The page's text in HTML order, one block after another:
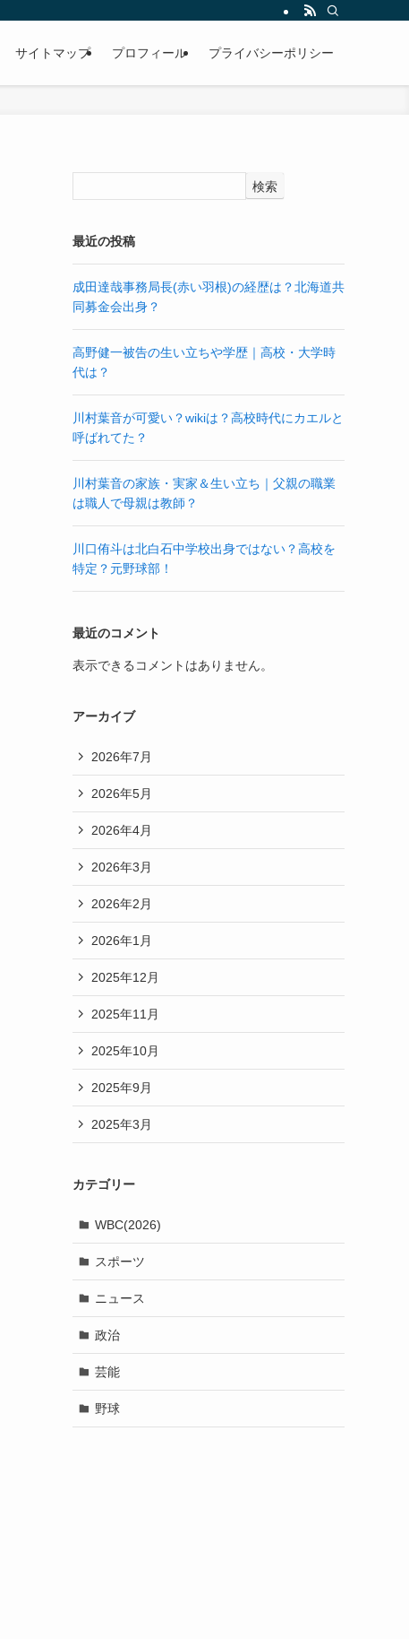
サイトマップ プロフィール プライバシーポリシー
検索
最近の投稿
成田達哉事務局長(赤い羽根)の経歴は？北海道共
同募金会出身？
高野健一被告の生い立ちや学歴｜高校・大学時
代は？
川村葉音が可愛い？wikiは？高校時代にカエルと
呼ばれてた？
川村葉音の家族・実家＆生い立ち｜父親の職業
は職人で母親は教師？
川口侑斗は北白石中学校出身ではない？高校を
特定？元野球部！
最近のコメント
表示できるコメントはありません。
アーカイブ
2026年7月
2026年5月
2026年4月
2026年3月
2026年2月
2026年1月
2025年12月
2025年11月
2025年10月
2025年9月
2025年3月
カテゴリー
WBC(2026)
スポーツ
ニュース
政治
芸能
野球